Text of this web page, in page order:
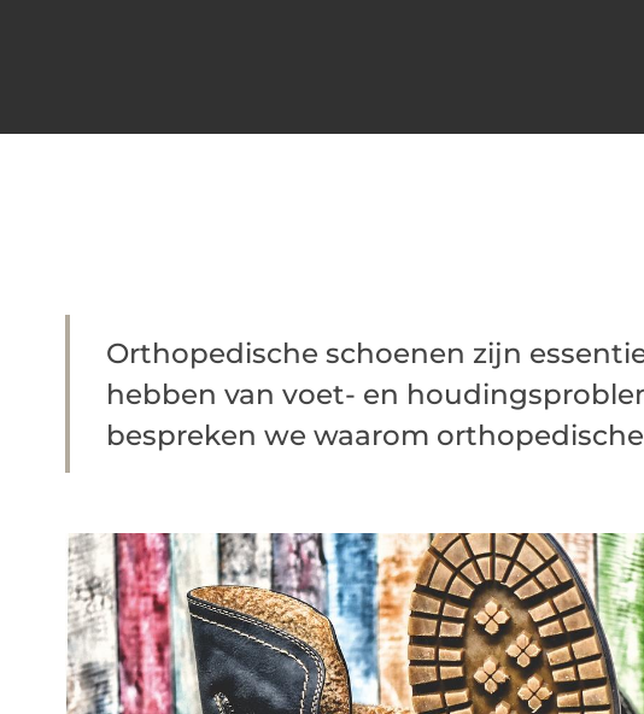
Orthopedische schoenen zijn
hebben van voet- en
bespreken we waarom orthopedische